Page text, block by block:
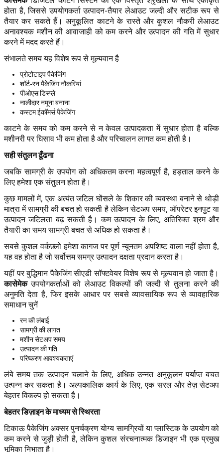
होता है, जिससे उपयोगकर्ता उत्पादन-तैयार लेआउट जल्दी और सटीक रूप से
तैयार कर सकते हैं। अनुकूलित काटने के रास्ते और कुशल नौकरी लेआउट
अनावश्यक मशीन की आवाजाही को कम करने और उत्पादन की गति में सुधार
करने में मदद करते हैं।
संभालते समय यह विशेष रूप से मूल्यवान है
प्रोटोटाइप पैकेजिंग
शॉर्ट-रन पैकेजिंग नौकरियां
पीओएस डिस्प्ले
नालीदार नमूना बनाना
कस्टम ईकॉमर्स पैकेजिंग
काटने के समय को कम करने से न केवल उत्पादकता में सुधार होता है बल्कि
मशीनरी पर घिसाव भी कम होता है और परिचालन लागत कम होती है।
सही संतुलन ढूँढना
जबकि सामग्री के उपयोग को अधिकतम करना महत्वपूर्ण है, हड़ताल करने के
लिए हमेशा एक संतुलन होता है।
कुछ मामलों में, एक अत्यंत जटिल घोंसले के शिकार की व्यवस्था बनाने से थोड़ी
मात्रा में सामग्री की बचत हो सकती है लेकिन सेटअप समय, ऑपरेटर इनपुट या
उत्पादन जटिलता बढ़ सकती है। कम उत्पादन के लिए, अतिरिक्त श्रम और
तैयारी का समय सामग्री बचत से अधिक हो सकता है।
सबसे कुशल वर्कफ़्लो हमेशा कागज पर पूर्ण न्यूनतम अपशिष्ट वाला नहीं होता है,
यह वह होता है जो सर्वोत्तम समग्र उत्पादन दक्षता प्रदान करता है।
यहीं पर बुद्धिमान पैकेजिंग सीएडी सॉफ्टवेयर विशेष रूप से मूल्यवान हो जाता है।
कासेमेकउपयोगकर्ताओं को लेआउट विकल्पों की जल्दी से तुलना करने की
अनुमति देता है, फिर इसके आधार पर सबसे व्यावसायिक रूप से व्यावहारिक
समाधान चुनें
रन की लंबाई
सामग्री की लागत
मशीन सेटअप समय
उत्पादन की गति
परिष्करण आवश्यकताएं
लंबे समय तक उत्पादन चलाने के लिए, अधिक उन्नत अनुकूलन पर्याप्त बचत
उत्पन्न कर सकता है। अल्पकालिक कार्य के लिए, एक सरल और तेज़ सेटअप
बेहतर विकल्प हो सकता है।
बेहतर डिज़ाइन के माध्यम से स्थिरता
टिकाऊ पैकेजिंग अक्सर पुनर्चक्रण योग्य सामग्रियों या प्लास्टिक के उपयोग को
कम करने से जुड़ी होती है, लेकिन कुशल संरचनात्मक डिजाइन भी एक प्रमुख
भूमिका निभाता है।